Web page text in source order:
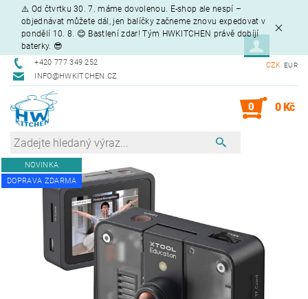
⚠️ Od čtvrtku 30. 7. máme dovolenou. E-shop ale nespí –
objednávat můžete dál, jen balíčky začneme znovu expedovat v
pondělí 10. 8. 😊 Bastlení zdar! Tým HWKITCHEN právě dobíjí
baterky. 😎
+420 777 349 252
INFO@HWKITCHEN.CZ
CZK EUR
0 0 Kč
NOVINKA
DOPRAVA ZDARMA